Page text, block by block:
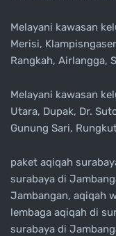
Melayani kawasan
Merisi,
Rangkah, Airlangga,
Melayani kawasan
Utara, Dupak, Dr.
Gunung Sari,
paket aqiqah
surabaya di
Jambangan, aqiqah
lembaga aqiqah di
surabaya di